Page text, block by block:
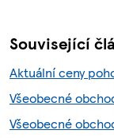
Související
Aktuální ceny
Všeobecné